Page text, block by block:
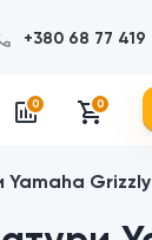
+380 68 77 419
0 0
Yamaha